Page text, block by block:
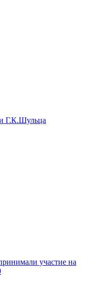
Г.К.Шульца
участие на